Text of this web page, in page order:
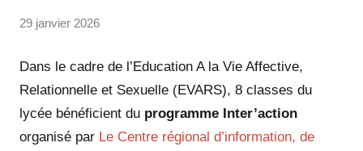
par
SUCH
29 janvier 2026
Dans le cadre de l’Education A la Vie Affective,
Relationnelle et Sexuelle (EVARS), 8 classes du
lycée bénéficient du programme Inter’action
organisé par Le Centre régional d’information, de